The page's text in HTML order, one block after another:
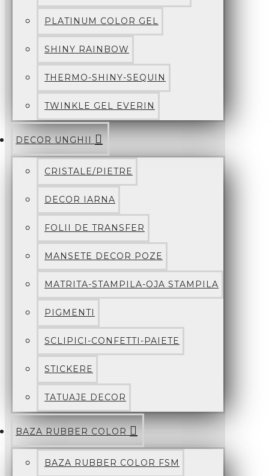
PLATINUM COLOR GEL
SHINY RAINBOW
THERMO-SHINY-SEQUIN
TWINKLE GEL EVERIN
DECOR UNGHII
CRISTALE/PIETRE
DECOR IARNA
FOLII DE TRANSFER
MANSETE DECOR POZE
MATRITA-STAMPILA-OJA STAMPILA
PIGMENTI
SCLIPICI-CONFETTI-PAIETE
STICKERE
TATUAJE DECOR
BAZA RUBBER COLOR
BAZA RUBBER COLOR FSM